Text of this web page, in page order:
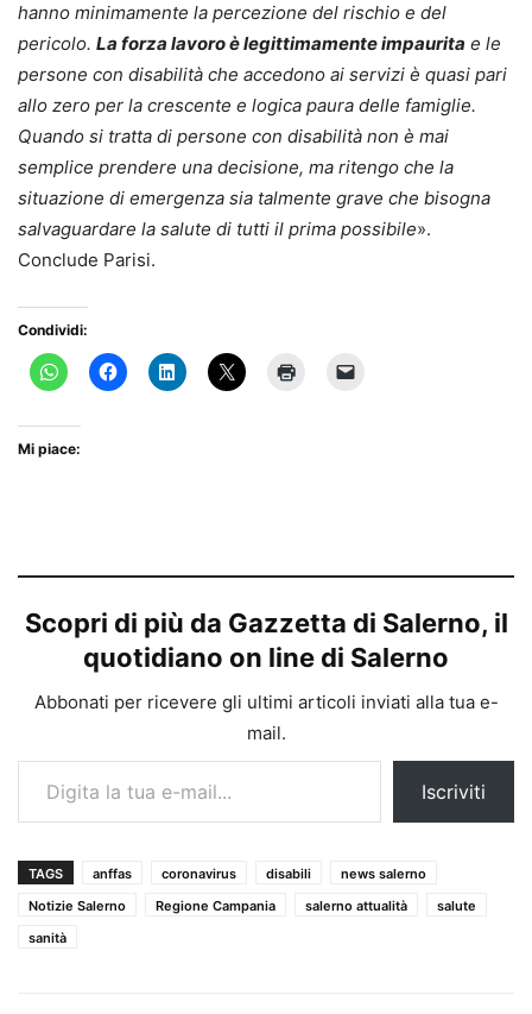
hanno minimamente la percezione del rischio e del
pericolo. La forza lavoro è legittimamente impaurita e le
persone con disabilità che accedono ai servizi è quasi pari
allo zero per la crescente e logica paura delle famiglie.
Quando si tratta di persone con disabilità non è mai
semplice prendere una decisione, ma ritengo che la
situazione di emergenza sia talmente grave che bisogna
salvaguardare la salute di tutti il prima possibile».
Conclude Parisi.
Condividi:
Mi piace:
Scopri di più da Gazzetta di Salerno, il
quotidiano on line di Salerno
Abbonati per ricevere gli ultimi articoli inviati alla tua e-
mail.
Digita la tua e-mail...
Iscriviti
TAGS anffas coronavirus disabili
news salerno
Notizie Salerno
Regione Campania salerno attualità
salute
sanità